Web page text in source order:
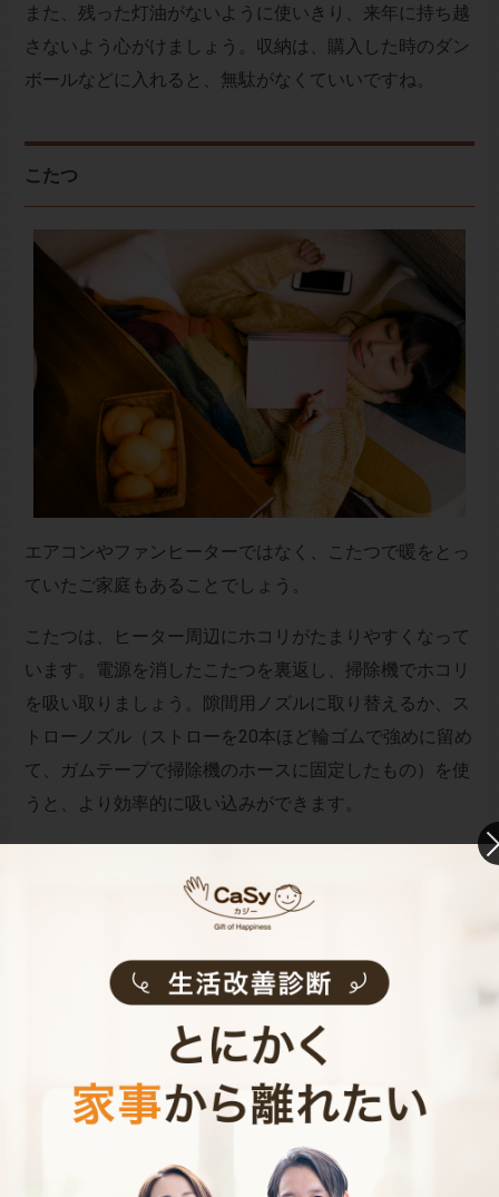
また、残った灯油がないように使いきり、来年に持ち越
さないよう心がけましょう。収納は、購入した時のダン
ボールなどに入れると、無駄がなくていいですね。
こたつ
エアコンやファンヒーターではなく、こたつで暖をとっ
ていたご家庭もあることでしょう。
こたつは、ヒーター周辺にホコリがたまりやすくなって
います。電源を消したこたつを裏返し、掃除機でホコリ
を吸い取りましょう。隙間用ノズルに取り替えるか、ス
トローノズル（ストローを20本ほど輪ゴムで強めに留め
て、ガムテープで掃除機のホースに固定したもの）を使
うと、より効率的に吸い込みができます。
て洗濯をして、しっかり乾燥させましょう。これだけで
十分ダニを減らすことができます。洗えない場合は干し
て湿気を飛ばしてから、布団用ノズルをつけた掃除機で
ハウスダストを吸い取ります。敷き布団やこたつ用かけ
布団は圧縮袋かビニール袋などに入れて収納しましょ
う。虫除け効果のある除湿剤を入れるとより効果的で
キレイにお手入れして、来冬もよろしくね